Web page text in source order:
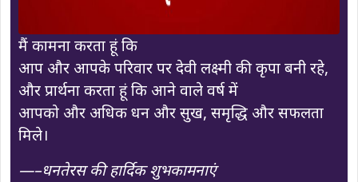
मैं कामना करता हूं कि
आप और आपके परिवार पर देवी लक्ष्मी की कृपा बनी रहे,
और प्रार्थना करता हूं कि आने वाले वर्ष में
आपको और अधिक धन और सुख, समृद्धि और सफलता
मिले।
—–धनतेरस की हार्दिक शुभकामनाएं